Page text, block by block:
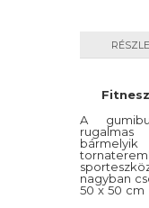
A
nagyban
50 x 50